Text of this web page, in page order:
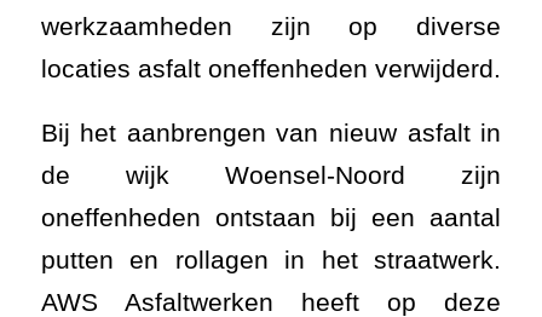
werkzaamheden zijn op diverse
locaties asfalt oneffenheden verwijderd.
Bij het aanbrengen van nieuw asfalt in
de wijk Woensel-Noord zijn
oneffenheden ontstaan bij een aantal
putten en rollagen in het straatwerk.
AWS Asfaltwerken heeft op deze